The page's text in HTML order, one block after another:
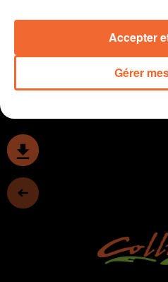
entendu en direct sur
Gérer
Accepter